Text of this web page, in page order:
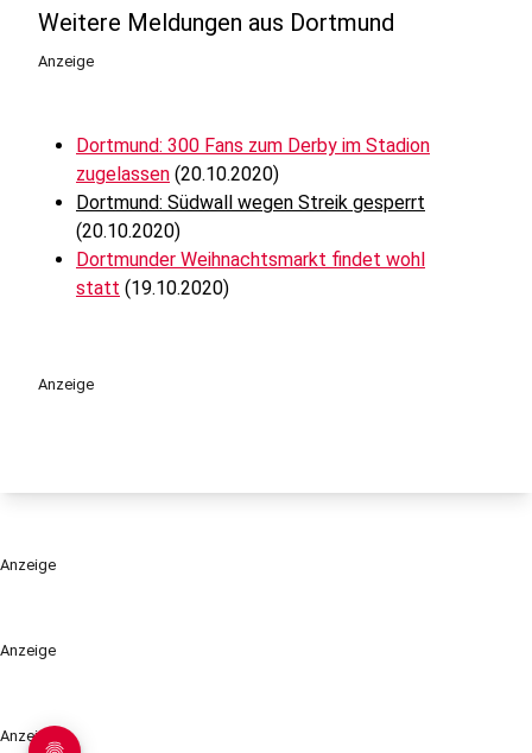
Anzeige
Anzeige
Weitere Meldungen aus Dortmund
Anzeige
Dortmund: 300 Fans zum Derby im Stadion
zugelassen (20.10.2020)
Dortmund: Südwall wegen Streik gesperrt
(20.10.2020)
Dortmunder Weihnachtsmarkt findet wohl
statt (19.10.2020)
Anzeige
Anzeige